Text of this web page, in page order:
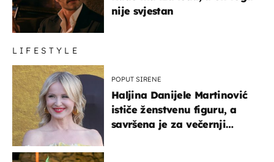
nije svjestan
LIFESTYLE
POPUT SIRENE
Haljina Danijele Martinović
ističe ženstvenu figuru, a
savršena je za večernji